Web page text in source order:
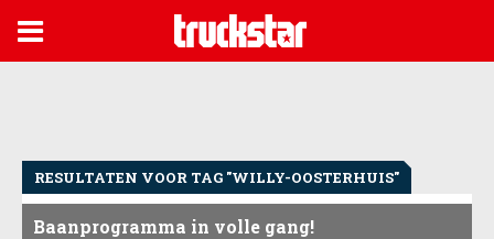

RESULTATEN VOOR TAG "WILLY-OOSTERHUIS"
Baanprogramma in volle gang!